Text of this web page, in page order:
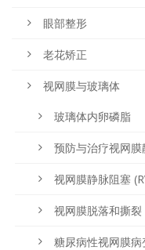
眼部整形
老花矫正
视网膜与玻璃体
玻璃体内卵磷脂
预防与治疗视网
视网膜静脉阻塞
视网膜脱落和撕裂
糖尿病性视网膜病